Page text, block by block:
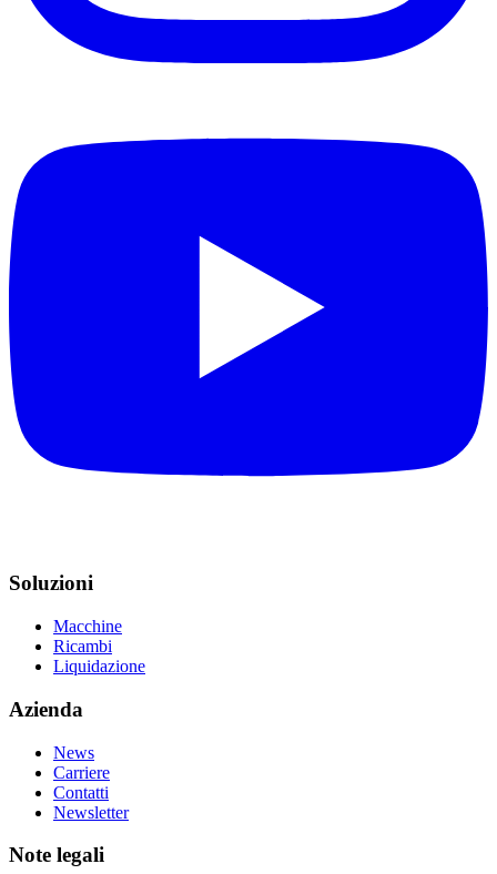
Soluzioni
Macchine
Ricambi
Liquidazione
Azienda
News
Carriere
Contatti
Newsletter
Note legali